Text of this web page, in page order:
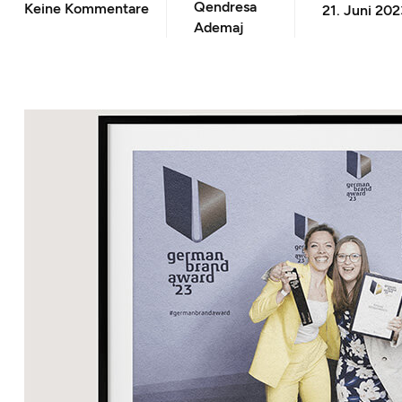
Keine Kommentare
Qendresa
Ademaj
21. Juni